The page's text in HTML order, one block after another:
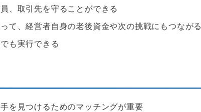
、取引先を守ることができる
て、経営者自身の老後資金や次の挑戦にもつながる
も実行できる
を見つけるためのマッチングが重要